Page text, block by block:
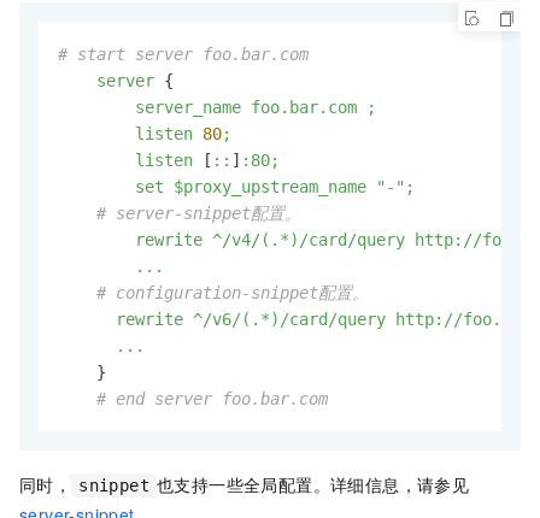
# start server foo.bar.com
server {
server_name foo.bar.com
;
listen 80;
listen [ :: ] :80;
set
$proxy_upstream_name "-" ;
# server-snippet配置。
rewrite ^/v4/(.*)/card/query http://
...
# configuration-snippet配置。
rewrite ^/v6/(.*)/card/query http://
...
    }
# end server foo.bar.com
同时， snippet 也支持一些全局配置。详细信息，请参见